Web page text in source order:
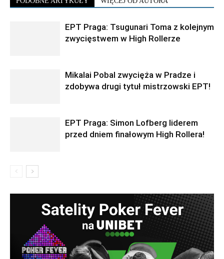
EPT Praga: Tsugunari Toma z kolejnym
zwycięstwem w High Rollerze
Mikalai Pobal zwycięża w Pradze i
zdobywa drugi tytuł mistrzowski EPT!
EPT Praga: Simon Lofberg liderem
przed dniem finałowym High Rollera!